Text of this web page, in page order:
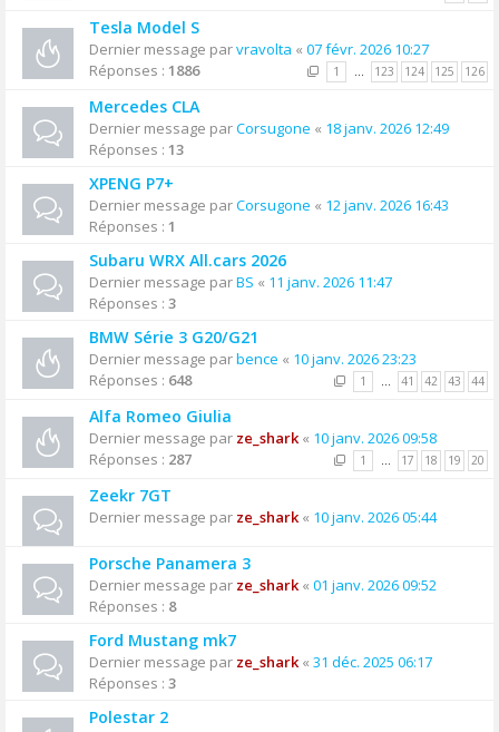
Tesla Model S
Dernier message parvravolta « 07 févr. 2026 10:27
Réponses : 1886 1 … 123 124 125 126
Mercedes CLA
Dernier message parCorsugone « 18 janv. 2026 12:49
Réponses : 13
XPENG P7+
Dernier message parCorsugone « 12 janv. 2026 16:43
Réponses : 1
Subaru WRX All.cars 2026
Dernier message parBS « 11 janv. 2026 11:47
Réponses : 3
BMW Série 3 G20/G21
Dernier message parbence « 10 janv. 2026 23:23
Réponses : 648 1 … 41 42 43 44
Alfa Romeo Giulia
Dernier message par ze_shark« 10 janv. 2026 09:58
Réponses : 287 1 … 17 18 19 20
Zeekr 7GT
Dernier message par ze_shark« 10 janv. 2026 05:44
Porsche Panamera 3
Dernier message par ze_shark« 01 janv. 2026 09:52
Réponses : 8
Ford Mustang mk7
Dernier message par ze_shark« 31 déc. 2025 06:17
Réponses : 3
Polestar 2